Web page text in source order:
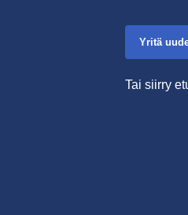
Yritä
Tai siirry